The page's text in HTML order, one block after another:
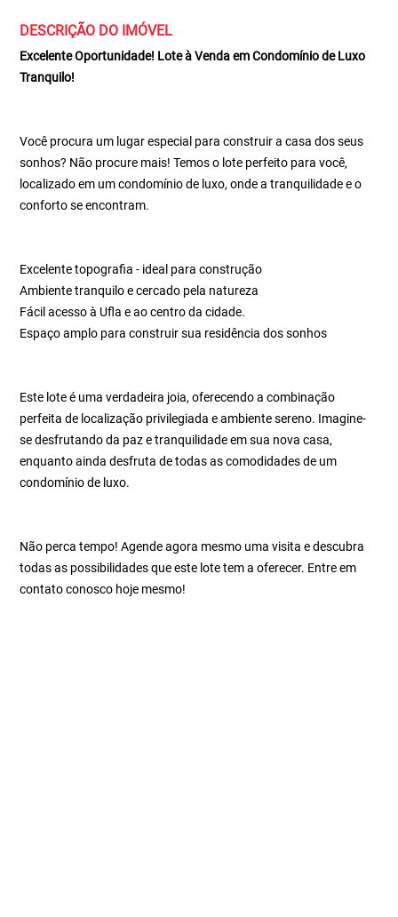
DESCRIÇÃO DO IMÓVEL
Excelente Oportunidade! Lote à Venda em Condomínio de Luxo
Tranquilo!
Você procura um lugar especial para construir a casa dos seus
sonhos? Não procure mais! Temos o lote perfeito para você,
localizado em um condomínio de luxo, onde a tranquilidade e o
conforto se encontram.
Excelente topografia - ideal para construção
Ambiente tranquilo e cercado pela natureza
Fácil acesso à Ufla e ao centro da cidade.
Espaço amplo para construir sua residência dos sonhos
Este lote é uma verdadeira joia, oferecendo a combinação
perfeita de localização privilegiada e ambiente sereno. Imagine-
se desfrutando da paz e tranquilidade em sua nova casa,
enquanto ainda desfruta de todas as comodidades de um
condomínio de luxo.
Não perca tempo! Agende agora mesmo uma visita e descubra
todas as possibilidades que este lote tem a oferecer. Entre em
contato conosco hoje mesmo!